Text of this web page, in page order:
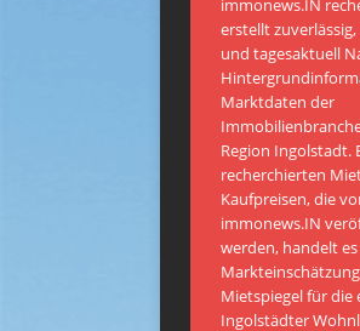
immonews.IN
erstellt
und tagesaktuell
Marktdaten der
Region Ingolstadt.
recherchierten
Kaufpreisen, die
immonews.IN
werden, handelt
Mietspiegel für die
Ingolstädter